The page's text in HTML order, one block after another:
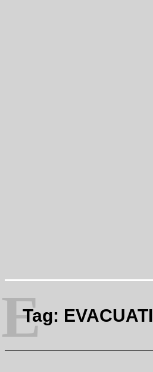
Tag: EVACUATI
E